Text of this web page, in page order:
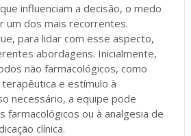
influenciam a decisão, o medo
um dos mais recorrentes.
para lidar com esse aspecto,
abordagens. Inicialmente,
não farmacológicos, como
e estímulo à
necessário, a equipe pode
farmacológicos ou à analgesia de
clínica.